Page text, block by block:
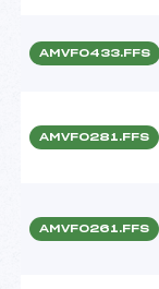
AMVF0433.FFS
AMVF0281.FFS
AMVF0261.FFS